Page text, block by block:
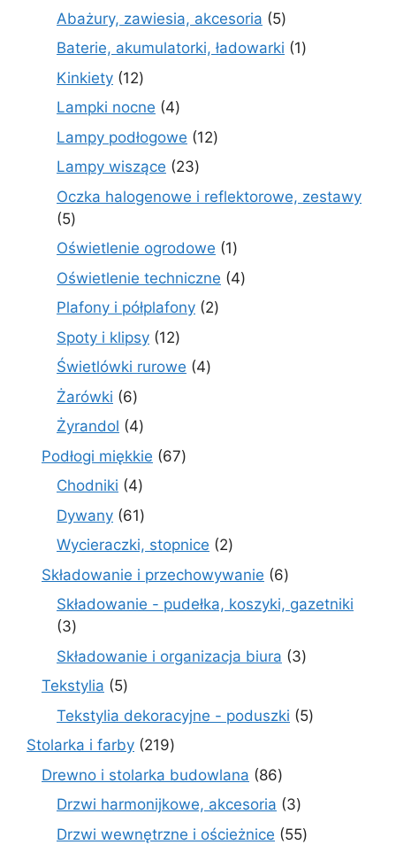
produktów
Abażury, zawiesia, akcesoria 55
produktów
Baterie, akumulatorki, ładowarki 11
Kinkiety 1212
produktów
Lampki nocne 44
produkty
Lampy podłogowe 1212
Lampy wiszące 2323
produkty
Oczka halogenowe i reflektorowe, zestawy
55
produktów
Oświetlenie ogrodowe 11
produkt
Oświetlenie techniczne 44
Plafony i półplafony 22
Spoty i klipsy 1212
produktów
Świetlówki rurowe 44
Żarówki 66
produktów
Żyrandol 44
produkty
Podłogi miękkie 6767
Chodniki 44
produkty
Dywany 6161
produktów
Wycieraczki, stopnice 22
produkty
Składowanie i przechowywanie 66
produktów
Składowanie - pudełka, koszyki, gazetniki
33
produkty
Składowanie i organizacja biura 33
Tekstylia 55
produktów
Tekstylia dekoracyjne - poduszki 55
Stolarka i farby 219219
produktów
Drewno i stolarka budowlana 8686
produktów
Drzwi harmonijkowe, akcesoria 33
produkty
Drzwi wewnętrzne i ościeżnice 5555